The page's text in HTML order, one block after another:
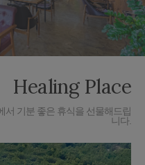
Healing Place
서 기분 좋은 휴식을 선물해드립
니다.